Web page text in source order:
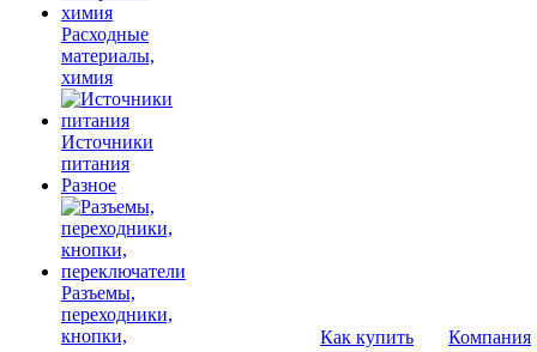
Расходные
материалы,
химия
Источники
питания
Разное
Разъемы,
переходники,
кнопки,
Как купить
Компания